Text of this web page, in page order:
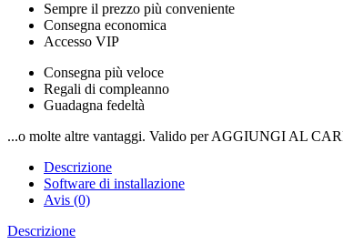
Sempre il prezzo più conveniente
Consegna economica
Accesso VIP
Consegna più veloce
Regali di compleanno
Guadagna fedeltà
...o molte altre vantaggi. Valido per AGGIUNGI AL
Descrizione
Software di installazione
Avis (0)
Descrizione